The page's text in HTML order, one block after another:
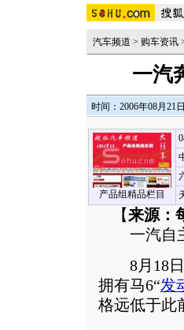
汽车频道 > 购车资讯
一汽
时间：2006年08月21
产品组精品栏目
【来源：
一汽自主
8月18日
拥有马6“发
格远低于此